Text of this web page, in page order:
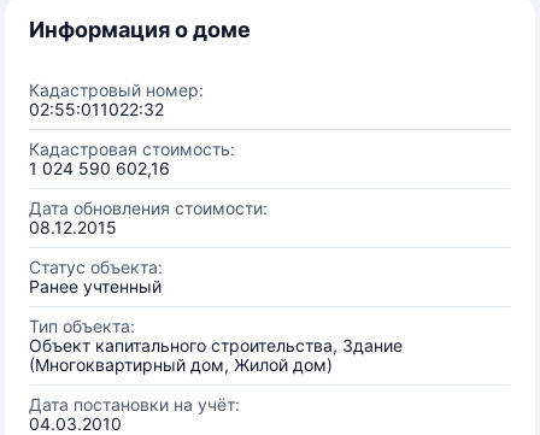
Информация о доме
Кадастровый номер:
02:55:011022:32
Кадастровая стоимость:
1 024 590 602,16
Дата обновления стоимости:
08.12.2015
Статус объекта:
Ранее учтенный
Тип объекта:
Объект капитального строительства, Здание
(Многоквартирный дом, Жилой дом)
Дата постановки на учёт:
04.03.2010